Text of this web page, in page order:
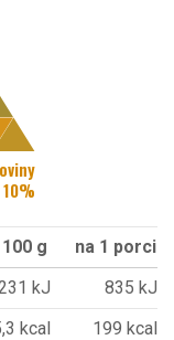
10%
g
na 1 porci
kJ
835 kJ
kcal
199 kcal